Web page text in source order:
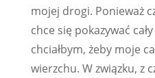
mojej drogi. Ponieważ
chce się pokazywać
chciałbym, żeby moje
wierzchu. W związku, z